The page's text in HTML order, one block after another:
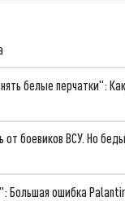
белые перчатки":
от боевиков ВСУ. Но
Большая ошибка